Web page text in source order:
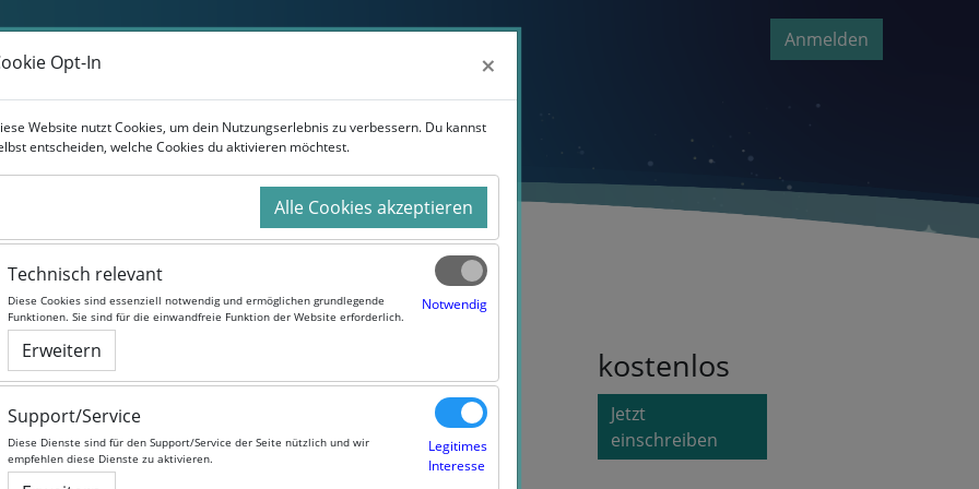
Weiterbildung Studium Für Unternehmen Anmelden
Persuasive Design
Kurslaufzeit:
Dozent/in:Monique Janneck
German
Dauer:30 Stunden
kostenlos
Jetzt
einschreiben
Opt-In ×
Website nutzt Cookies, um dein Nutzungserlebnis zu verbessern. Du kannst
entscheiden, welche Cookies du aktivieren möchtest.
Alle Cookies akzeptieren
Technisch relevant
Diese Cookies sind essenziell notwendig und ermöglichen grundlegende
Funktionen. Sie sind für die einwandfreie Funktion der Website erforderlich.
Notwendig
Erweitern
Support/Service
Diese Dienste sind für den Support/Service der Seite nützlich und wir
empfehlen diese Dienste zu aktivieren.
Legitimes
Interesse
Opt-In ×
Website nutzt Cookies, um dein Nutzungserlebnis zu verbessern. Du kannst
entscheiden, welche Cookies du aktivieren möchtest.
Alle Cookies akzeptieren
Technisch relevant
Diese Cookies sind essenziell notwendig und ermöglichen grundlegende
Funktionen. Sie sind für die einwandfreie Funktion der Website erforderlich.
Notwendig
Erweitern
Support/Service
Diese Dienste sind für den Support/Service der Seite nützlich und wir
empfehlen diese Dienste zu aktivieren.
Legitimes
Interesse